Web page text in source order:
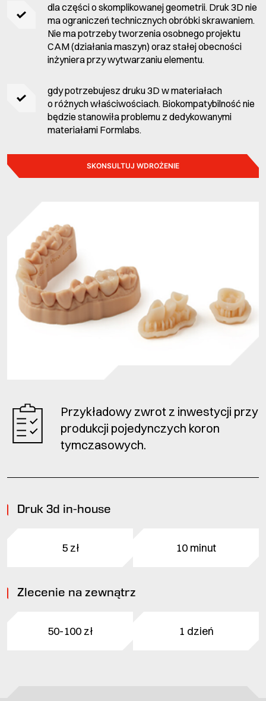
dla części o skomplikowanej geometrii. Druk 3D nie
ma ograniczeń technicznych obróbki skrawaniem.
Nie ma potrzeby tworzenia osobnego projektu
CAM (działania maszyn) oraz stałej obecności
inżyniera przy wytwarzaniu elementu.
gdy potrzebujesz druku 3D w materiałach
o różnych właściwościach. Biokompatybilność nie
będzie stanowiła problemu z dedykowanymi
materiałami Formlabs.
SKONSULTUJ WDROŻENIE
Przykładowy zwrot z inwestycji przy
produkcji pojedynczych koron
tymczasowych.
Druk 3d in-house
5 zł 10 minut
Zlecenie na zewnątrz
50-100 zł 1 dzień